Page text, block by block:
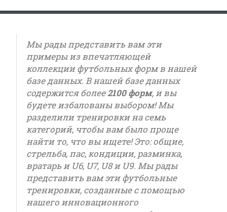
Мы рады представить вам эти
примеры из впечатляющей
коллекции футбольных форм в нашей
базе данных. В нашей базе данных
содержится более2100 форм, и вы
будете избалованы выбором! Мы
разделили тренировки на семь
категорий, чтобы вам было проще
найти то, что вы ищете! Это: общие,
стрельба, пас, кондиции, разминка,
вратарь и U6, U7, U8 и U9. Мы рады
представить вам эти футбольные
тренировки, созданные с помощью
нашего инновационного